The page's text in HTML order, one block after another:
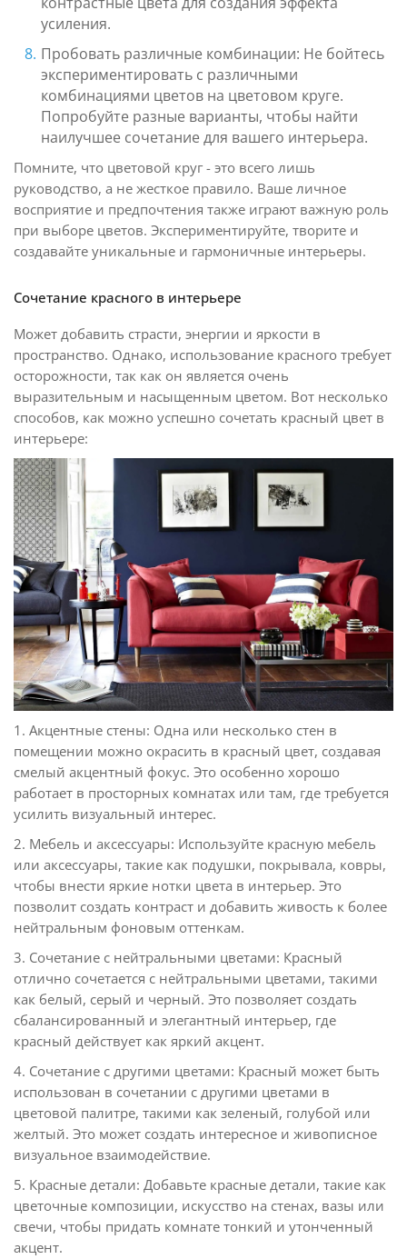
усиления.
Пробовать различные комбинации: Не бойтесь
экспериментировать с различными
комбинациями цветов на цветовом круге.
Попробуйте разные варианты, чтобы найти
наилучшее сочетание для вашего интерьера.
Помните, что цветовой круг - это всего лишь
руководство, а не жесткое правило. Ваше личное
восприятие и предпочтения также играют важную роль
при выборе цветов. Экспериментируйте, творите и
создавайте уникальные и гармоничные интерьеры.
Сочетание красного в интерьере
Может добавить страсти, энергии и яркости в
пространство. Однако, использование красного требует
осторожности, так как он является очень
выразительным и насыщенным цветом. Вот несколько
способов, как можно успешно сочетать красный цвет в
интерьере:
1. Акцентные стены: Одна или несколько стен в
помещении можно окрасить в красный цвет, создавая
смелый акцентный фокус. Это особенно хорошо
работает в просторных комнатах или там, где требуется
усилить визуальный интерес.
2. Мебель и аксессуары: Используйте красную мебель
или аксессуары, такие как подушки, покрывала, ковры,
чтобы внести яркие нотки цвета в интерьер. Это
позволит создать контраст и добавить живость к более
нейтральным фоновым оттенкам.
3. Сочетание с нейтральными цветами: Красный
отлично сочетается с нейтральными цветами, такими
как белый, серый и черный. Это позволяет создать
сбалансированный и элегантный интерьер, где
красный действует как яркий акцент.
4. Сочетание с другими цветами: Красный может быть
использован в сочетании с другими цветами в
цветовой палитре, такими как зеленый, голубой или
желтый. Это может создать интересное и живописное
визуальное взаимодействие.
5. Красные детали: Добавьте красные детали, такие как
цветочные композиции, искусство на стенах, вазы или
свечи, чтобы придать комнате тонкий и утонченный
акцент.